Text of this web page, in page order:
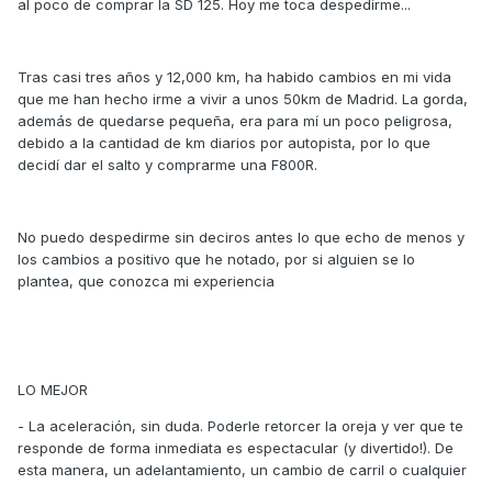
al poco de comprar la SD 125. Hoy me toca despedirme...
Tras casi tres años y 12,000 km, ha habido cambios en mi vida
que me han hecho irme a vivir a unos 50km de Madrid. La gorda,
además de quedarse pequeña, era para mí un poco peligrosa,
debido a la cantidad de km diarios por autopista, por lo que
decidí dar el salto y comprarme una F800R.
No puedo despedirme sin deciros antes lo que echo de menos y
los cambios a positivo que he notado, por si alguien se lo
plantea, que conozca mi experiencia
LO MEJOR
- La aceleración, sin duda. Poderle retorcer la oreja y ver que te
responde de forma inmediata es espectacular (y divertido!). De
esta manera, un adelantamiento, un cambio de carril o cualquier